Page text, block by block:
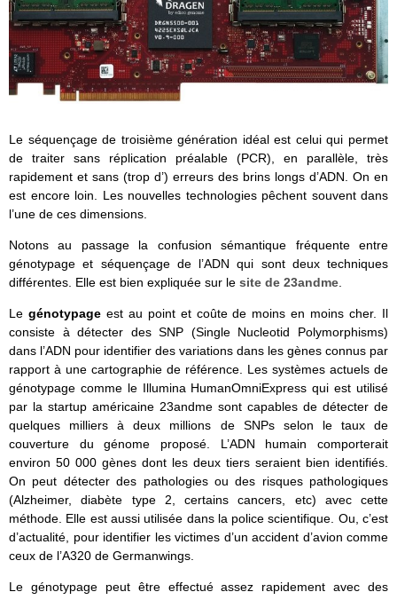
Le séquençage de troisième génération idéal est celui qui permet
de traiter sans réplication préalable (PCR), en parallèle, très
rapidement et sans (trop d’) erreurs des brins longs d’ADN. On en
est encore loin. Les nouvelles technologies pêchent souvent dans
l’une de ces dimensions.
Notons au passage la confusion sémantique fréquente entre
génotypage et séquençage de l’ADN qui sont deux techniques
différentes. Elle est bien expliquée sur le site de 23andme.
Le génotypageest au point et coûte de moins en moins cher. Il
consiste à détecter des SNP (Single Nucleotid Polymorphisms)
dans l’ADN pour identifier des variations dans les gènes connus par
rapport à une cartographie de référence. Les systèmes actuels de
génotypage comme le Illumina HumanOmniExpress qui est utilisé
par la startup américaine 23andme sont capables de détecter de
quelques milliers à deux millions de SNPs selon le taux de
couverture du génome proposé. L’ADN humain comporterait
environ 50 000 gènes dont les deux tiers seraient bien identifiés.
On peut détecter des pathologies ou des risques pathologiques
(Alzheimer, diabète type 2, certains cancers, etc) avec cette
méthode. Elle est aussi utilisée dans la police scientifique. Ou, c’est
d’actualité, pour identifier les victimes d’un accident d’avion comme
ceux de l’A320 de Germanwings.
Le génotypage peut être effectué assez rapidement avec des